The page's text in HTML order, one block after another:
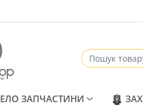
ЗАПЧАСТИНИ (CURRENT)